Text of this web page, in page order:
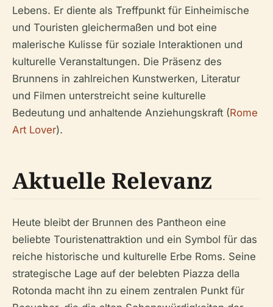
Lebens. Er diente als Treffpunkt für Einheimische
und Touristen gleichermaßen und bot eine
malerische Kulisse für soziale Interaktionen und
kulturelle Veranstaltungen. Die Präsenz des
Brunnens in zahlreichen Kunstwerken, Literatur
und Filmen unterstreicht seine kulturelle
Bedeutung und anhaltende Anziehungskraft (Rome
Art Lover).
Aktuelle Relevanz
Heute bleibt der Brunnen des Pantheon eine
beliebte Touristenattraktion und ein Symbol für das
reiche historische und kulturelle Erbe Roms. Seine
strategische Lage auf der belebten Piazza della
Rotonda macht ihn zu einem zentralen Punkt für